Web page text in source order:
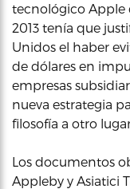
tecnológico Apple
2013 tenía que
Unidos el haber
de dólares en
empresas
nueva estrategia
filosofía a otro
Los documentos
Appleby y Asiatici